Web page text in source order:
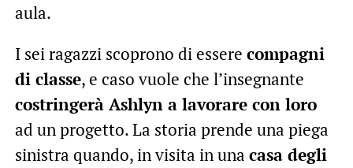
aula.
I sei ragazzi scoprono di essere compagni
di classe, e caso vuole che l’insegnante
costringerà Ashlyn a lavorare con loro
ad un progetto. La storia prende una piega
sinistra quando, in visita in una casa degli